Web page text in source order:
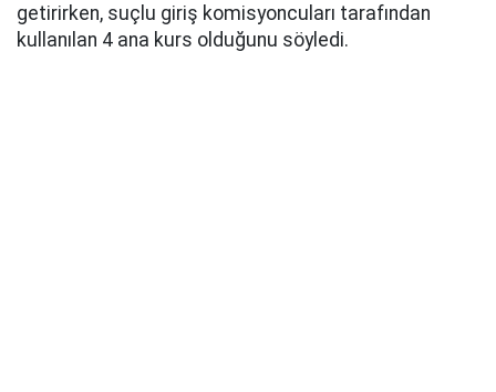
getirirken, suçlu giriş komisyoncuları tarafından
kullanılan 4 ana kurs olduğunu söyledi.